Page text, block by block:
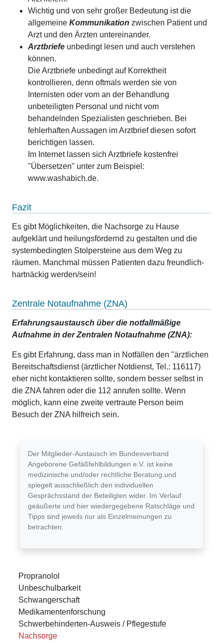
Propranolol
Unbeschulbarkeit
Schwangerschaft
Medikamentenforschung
Schwerbehinderten-Ausweis / Pflegestufe
Nachsorge
Wichtig und von sehr großer Bedeutung ist die
allgemeine Kommunikation zwischen Patient und
Arzt und den Ärzten untereinander.
Arztbriefe unbedingt lesen und auch verstehen
können.
Die Arztbriefe unbedingt auf Korrektheit
kontrollieren, denn oftmals werden sie von
Internisten oder vom an der Behandlung
unbeteiligten Personal und nicht vom
behandelnden Spezialisten geschrieben. Bei
fehlerhaften Aussagen im Arztbrief diesen sofort
berichtigen lassen.
Im Internet lassen sich Arztbriefe kostenfrei
"Übersetzen" unter zum Beispiel:
www.washabich.de.
Fazit
Es gibt Möglichkeiten, die Nachsorge zu Hause
aufgeklärt und heilungsfördernd zu gestalten und die
systembedingten Stolpersteine aus dem Weg zu
räumen. Manchmal müssen Patienten dazu freundlich-
hartnäckig werden/sein!
Zentrale Notaufnahme (ZNA)
Erfahrungsaustausch über die notfallmäßige
Aufnahme in der Zentralen Notaufnahme (ZNA):
Es gibt Erfahrung, dass man in Notfällen den "ärztlichen
Bereitschaftsdienst (ärztlicher Notdienst, Tel.: 116117)
eher nicht kontaktieren sollte, sondern besser selbst in
die ZNA fahren oder die 112 anrufen sollte. Wenn
möglich, kann eine zweite vertraute Person beim
Besuch der ZNA hilfreich sein.
Der Mitglieder-Austausch im Bundesverband
Angeborene Gefäßfehlbildungen e.V. ist keine
medizinische und/oder rechtliche Beratung und
spiegelt ausschließlich den individuellen
Gesprächsstand der Beteiligten wider. Im Verlauf
geäußerte und hier wiedergegebene Ratschläge und
Tipps sind jeweils nur als Einzelmeinungen zu
betrachten.